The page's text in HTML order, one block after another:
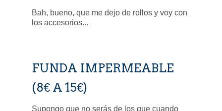
Bah, bueno, que me dejo de rollos y voy con
los accesorios...
FUNDA IMPERMEABLE
(8€ A 15€)
Supongo que no serás de los que cuando